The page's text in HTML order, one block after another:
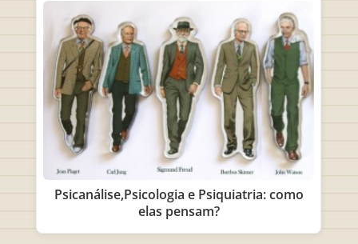
Psicanálise,Psicologia e Psiquiatria: como
elas pensam?